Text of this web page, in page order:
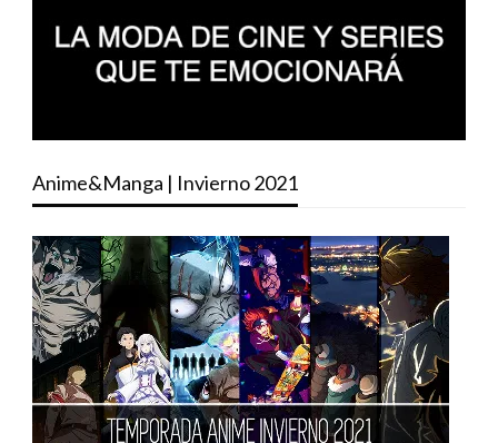
Anime&Manga | Invierno 2021